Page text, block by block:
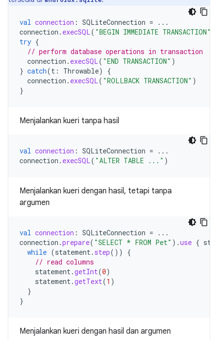
val connection : SQLiteConnection =
...
connection . execSQL( "BEGIN IMMEDIATE TRANSACTION"
try {
// perform database operations in transaction
connection . execSQL( "END TRANSACTION" )
} catch(t : Throwable)
{
connection . execSQL( "ROLLBACK TRANSACTION" )
}
Menjalankan kueri tanpa hasil
val connection : SQLiteConnection =
...
connection . execSQL( "ALTER TABLE ..." )
Menjalankan kueri dengan hasil, tetapi tanpa
argumen
val connection : SQLiteConnection =
...
connection .prepare( "SELECT * FROM Pet" ).use {
while (statement. step())
{
// read columns
statement.getInt(0)
statement.getText(1 )
}
}
Menjalankan kueri dengan hasil dan argumen